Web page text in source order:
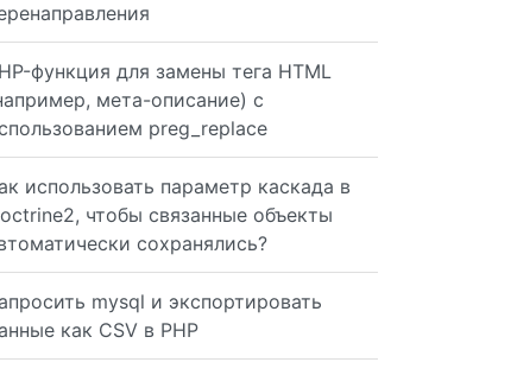
функция для замены тега HTML
мета-описание) с
preg_replace
использовать параметр каскада в
чтобы связанные объекты
сохранялись?
mysql и экспортировать
как CSV в PHP
< 50) { // green to yellow $r = floor(255 *
color: rgb($rgb)'>$rgb</div>"; } echo